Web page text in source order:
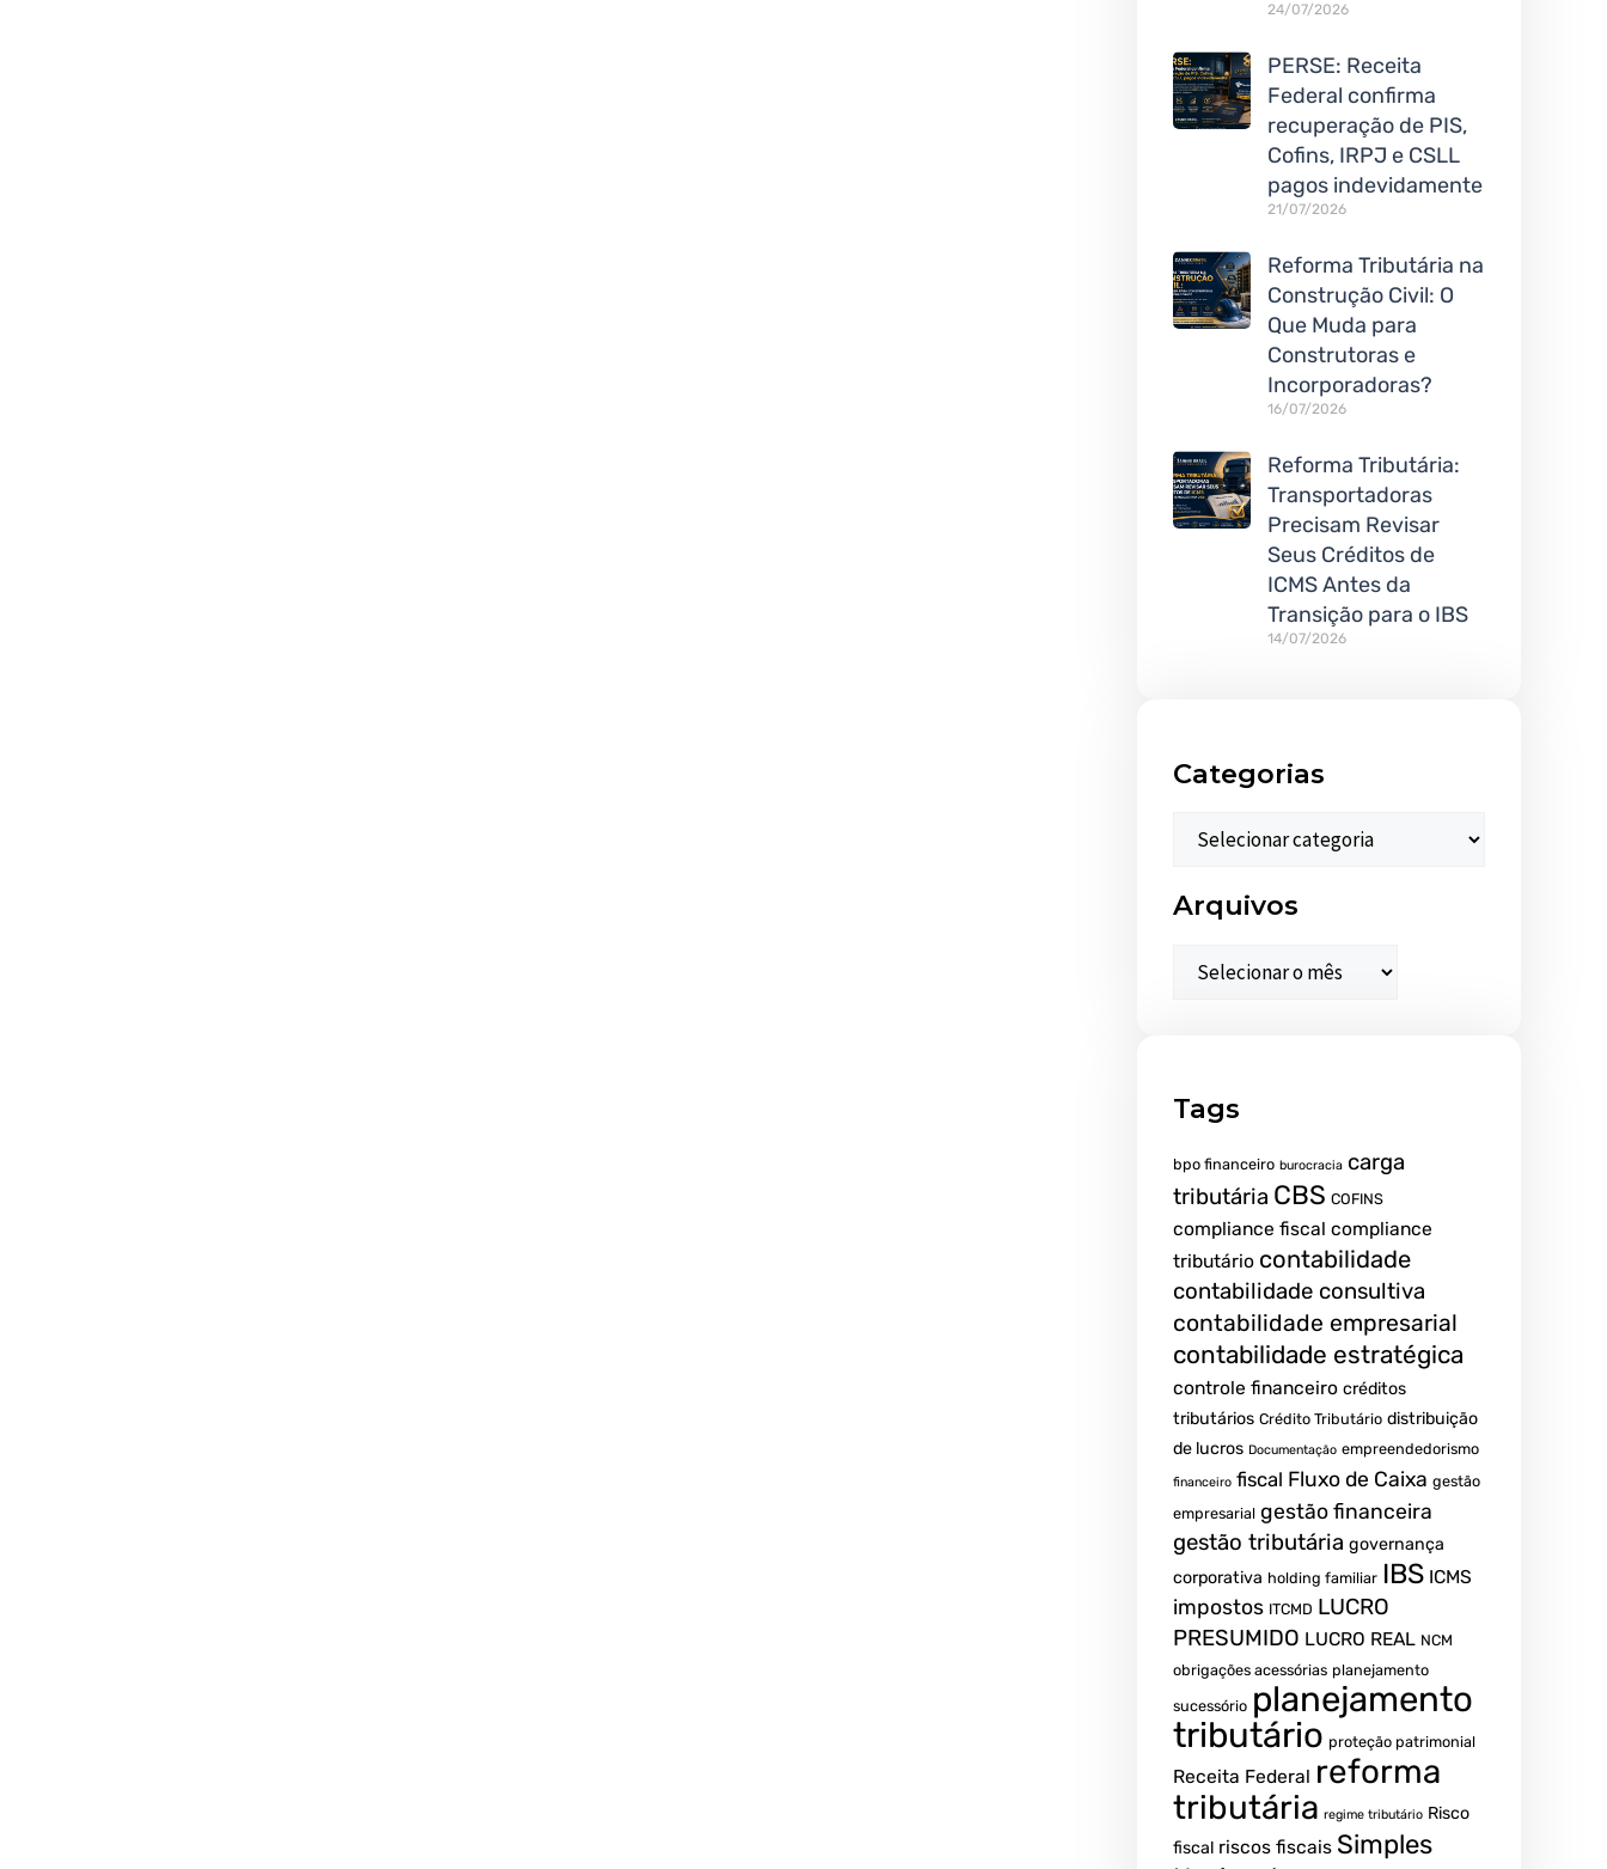
24/07/2026
PERSE: Receita
Federal confirma
recuperação de PIS,
Cofins, IRPJ e CSLL
pagos indevidamente
21/07/2026
Reforma Tributária na
Construção Civil: O
Que Muda para
Construtoras e
Incorporadoras?
16/07/2026
Reforma Tributária:
Transportadoras
Precisam Revisar
Seus Créditos de
ICMS Antes da
Transição para o IBS
14/07/2026
Categorias
Arquivos
Tags
bpo financeiro burocracia carga
tributária CBS COFINS
compliance fiscal compliance
tributário contabilidade
contabilidade consultiva
contabilidade empresarial
contabilidade estratégica
controle financeiro créditos
tributários Crédito Tributário distribuição
de lucros Documentação empreendedorismo
financeiro fiscal Fluxo de Caixa gestão
empresarial gestão financeira
gestão tributária governança
corporativa holding familiar IBS ICMS
impostos ITCMD LUCRO
PRESUMIDO LUCRO REAL NCM
obrigações acessórias planejamento
sucessório planejamento
tributário proteção patrimonial
Receita Federal reforma
tributária regime tributário Risco
fiscal riscos fiscais Simples